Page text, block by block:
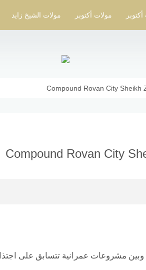
مولات أكتوبر مولات الشيخ زايد
مشروعات عمرانية تتسابق على